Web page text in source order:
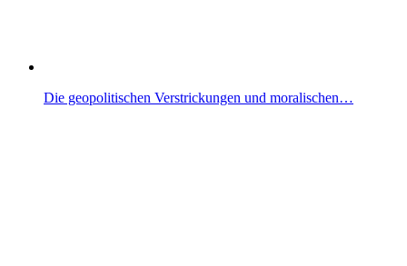
Die geopolitischen Verstrickungen und moralischen…